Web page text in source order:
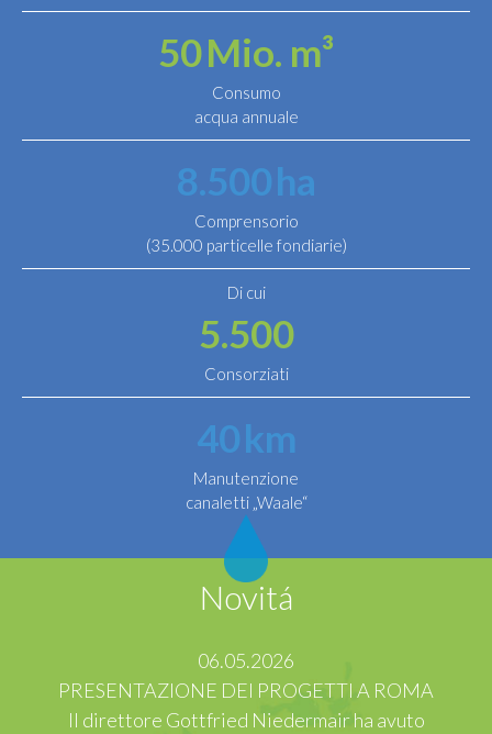
50Mio. m³
Consumo
acqua annuale
8.500ha
Comprensorio
(35.000 particelle fondiarie)
Di cui
5.500
Consorziati
40km
Manutenzione
canaletti „Waale“
Novitá
06.05.2026
PRESENTAZIONE DEI PROGETTI A ROMA
Il direttore Gottfried Niedermair ha avuto